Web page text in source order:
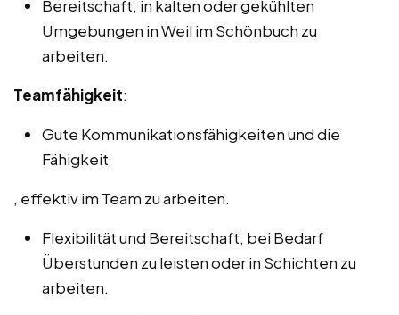
Bereitschaft, in kalten oder gekühlten
Umgebungen in Weil im Schönbuch zu
arbeiten.
Teamfähigkeit:
Gute Kommunikationsfähigkeiten und die
Fähigkeit
, effektiv im Team zu arbeiten.
Flexibilität und Bereitschaft, bei Bedarf
Überstunden zu leisten oder in Schichten zu
arbeiten.